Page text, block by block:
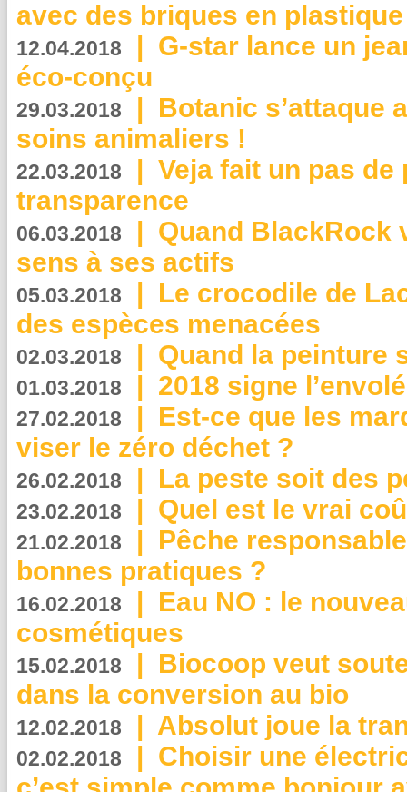
avec des briques en
12.04.2018 | G-star lance un
éco-conçu
29.03.2018 | Botanic s’attaque
soins animaliers !
22.03.2018 | Veja fait un pas de
transparence
06.03.2018 | Quand BlackRock
sens à ses actifs
05.03.2018 | Le crocodile de
des espèces menacées
02.03.2018 | Quand la peinture
01.03.2018 | 2018 signe
27.02.2018 | Est-ce que les
viser le zéro déchet ?
26.02.2018 | La peste soit des
23.02.2018 | Quel est le vrai
21.02.2018 | Pêche
bonnes pratiques ?
16.02.2018 | Eau NO : le
cosmétiques
15.02.2018 | Biocoop veut
dans la conversion au bio
12.02.2018 | Absolut joue la
02.02.2018 | Choisir une